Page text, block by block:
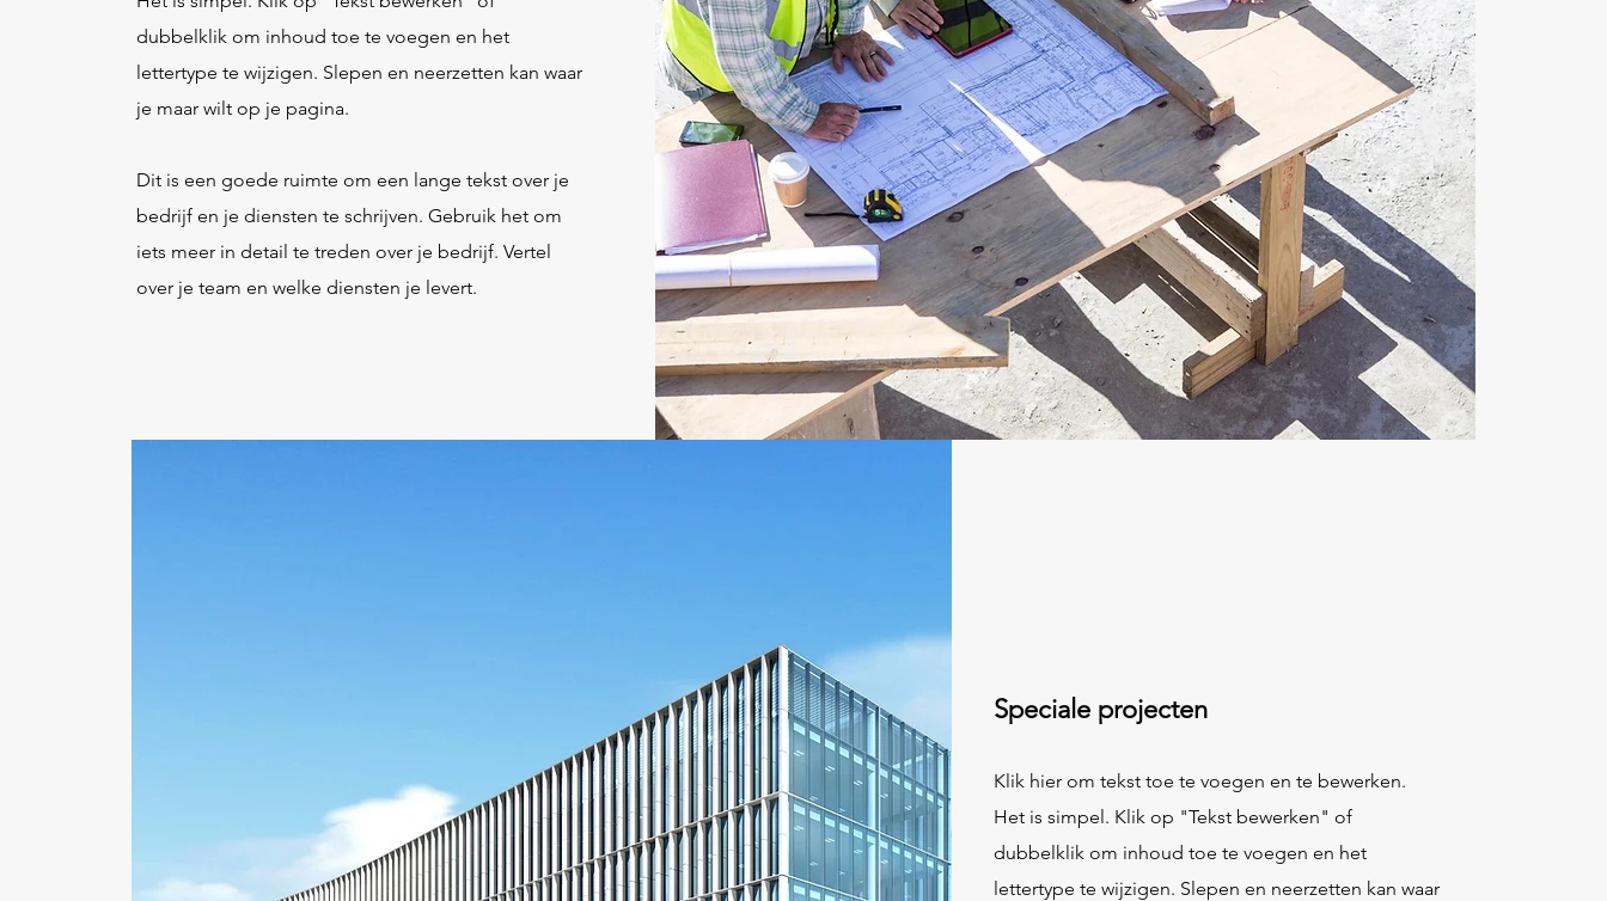
dubbelklik om inhoud toe te voegen en het
lettertype te wijzigen. Slepen en neerzetten kan waar
je maar wilt op je pagina.​
Dit is een goede ruimte om een lange tekst over je
bedrijf en je diensten te schrijven. Gebruik het om
iets meer in detail te treden over je bedrijf. Vertel
over je team en welke diensten je levert.
Speciale projecten
Klik hier om tekst toe te voegen en te bewerken.
Het is simpel. Klik op "Tekst bewerken" of
dubbelklik om inhoud toe te voegen en het
lettertype te wijzigen. Slepen en neerzetten kan waar